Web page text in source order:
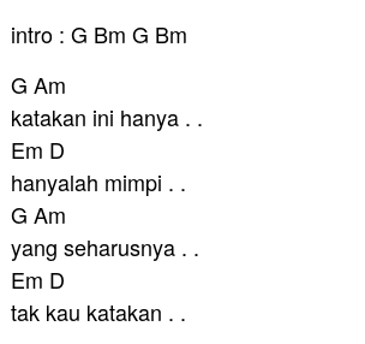
intro : G Bm G Bm
G Am
katakan ini hanya . .
Em D
hanyalah mimpi . .
G Am
yang seharusnya . .
Em D
tak kau katakan . .